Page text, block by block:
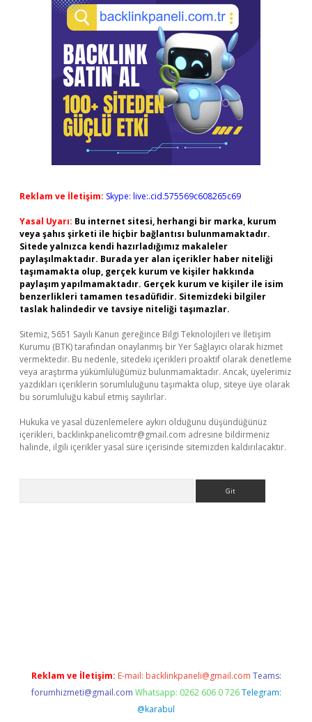
Reklam ve İletişim: Skype: live:.cid.575569c608265c69
Yasal Uyarı: Bu internet sitesi, herhangi bir marka, kurum
veya şahıs şirketi ile hiçbir bağlantısı bulunmamaktadır.
Sitede yalnızca kendi hazırladığımız makaleler
paylaşılmaktadır. Burada yer alan içerikler haber niteliği
taşımamakta olup, gerçek kurum ve kişiler hakkında
paylaşım yapılmamaktadır. Gerçek kurum ve kişiler ile isim
benzerlikleri tamamen tesadüfidir. Sitemizdeki bilgiler
taslak halindedir ve tavsiye niteliği taşımazlar.
Sitemiz, 5651 Sayılı Kanun gereğince Bilgi Teknolojileri ve İletişim
Kurumu (BTK) tarafından onaylanmış bir Yer Sağlayıcı olarak hizmet
vermektedir. Bu nedenle, sitedeki içerikleri proaktif olarak denetleme
veya araştırma yükümlülüğümüz bulunmamaktadır. Ancak, üyelerimiz
yazdıkları içeriklerin sorumluluğunu taşımakta olup, siteye üye olarak
bu sorumluluğu kabul etmiş sayılırlar.
Hukuka ve yasal düzenlemelere aykırı olduğunu düşündüğünüz
içerikleri, backlinkpanelicomtr@gmail.com adresine bildirmeniz
halinde, ilgili içerikler yasal süre içerisinde sitemizden kaldırılacaktır.
Reklam ve İletişim: E-mail: backlinkpaneli@gmail.com Teams:
forumhizmeti@gmail.com Whatsapp: 0262 606 0 726 Telegram:
@karabul